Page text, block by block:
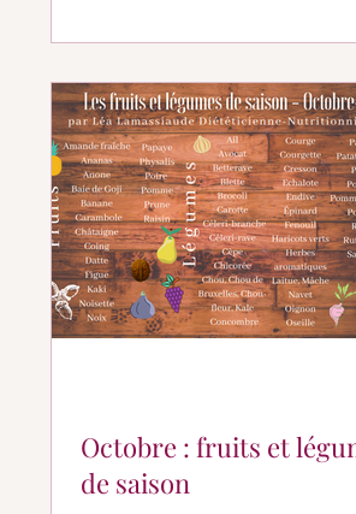
Octobre : fruits et
de saison